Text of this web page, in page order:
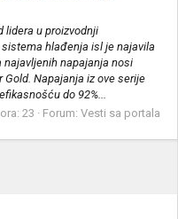
lidera u proizvodnji
hlađenja isl je najavila
najavljenih napajanja nosi
Gold. Napajanja iz ove serije
do 92%...
23 Forum: Vesti sa portala